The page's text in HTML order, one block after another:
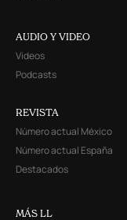
AUDIO Y VIDEO
Videos
Podcasts
REVISTA
Número actual México
Número actual España
Destacados
MÁS LL